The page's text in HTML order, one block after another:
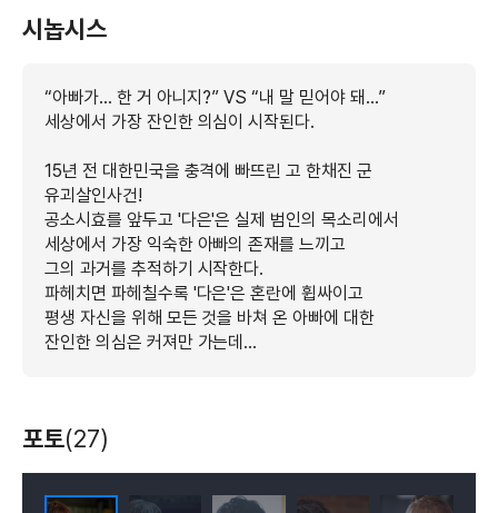
시놉시스
“아빠가... 한 거 아니지?” VS “내 말 믿어야 돼...”
세상에서 가장 잔인한 의심이 시작된다.
15년 전 대한민국을 충격에 빠뜨린 고 한채진 군
유괴살인사건!
공소시효를 앞두고 '다은'은 실제 범인의 목소리에서
세상에서 가장 익숙한 아빠의 존재를 느끼고
그의 과거를 추적하기 시작한다.
파헤치면 파헤칠수록 '다은'은 혼란에 휩싸이고
평생 자신을 위해 모든 것을 바쳐 온 아빠에 대한
잔인한 의심은 커져만 가는데...
포토(27)